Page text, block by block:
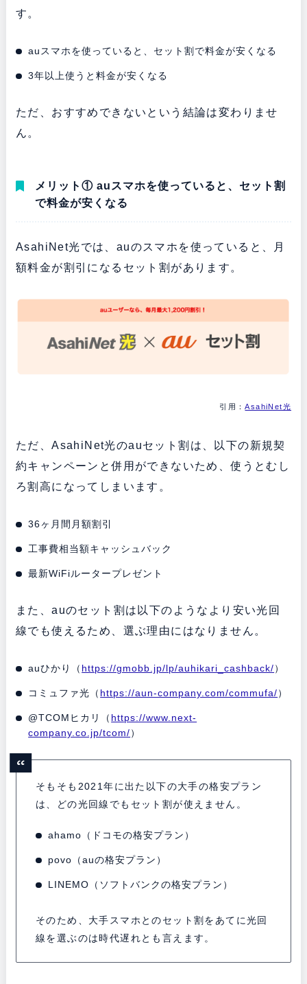
す。
auスマホを使っていると、セット割で料金が安くなる
3年以上使うと料金が安くなる
ただ、おすすめできないという結論は変わりませ
ん。
メリット① auスマホを使っていると、セット割
で料金が安くなる
AsahiNet光では、auのスマホを使っていると、月
額料金が割引になるセット割があります。
引用：AsahiNet光
ただ、AsahiNet光のauセット割は、以下の新規契
約キャンペーンと併用ができないため、使うとむし
ろ割高になってしまいます。
36ヶ月間月額割引
工事費相当額キャッシュバック
最新WiFiルータープレゼント
また、auのセット割は以下のようなより安い光回
線でも使えるため、選ぶ理由にはなりません。
auひかり（ https://gmobb.jp/lp/auhikari_cashback/）
コミュファ光（ https://aun-company.com/commufa/）
@TCOMヒカリ（ https://www.next-
company.co.jp/tcom/）
そもそも2021年に出た以下の大手の格安プラン
は、どの光回線でもセット割が使えません。
ahamo（ドコモの格安プラン）
povo（auの格安プラン）
LINEMO（ソフトバンクの格安プラン）
そのため、大手スマホとのセット割をあてに光回
線を選ぶのは時代遅れとも言えます。